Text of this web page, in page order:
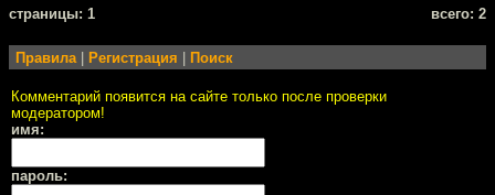
cтраницы: 1 всего: 2
Правила | Регистрация | Поиск
Комментарий появится на сайте только после проверки
модератором!
имя:
пароль: